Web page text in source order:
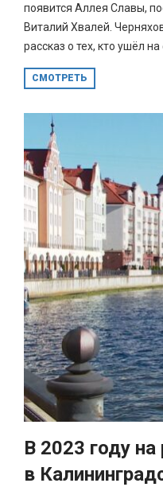
появится Аллея Славы,
Виталий Хвалей.
рассказ о тех, кто ушёл на
СМОТРЕТЬ
В 2023 году на
в